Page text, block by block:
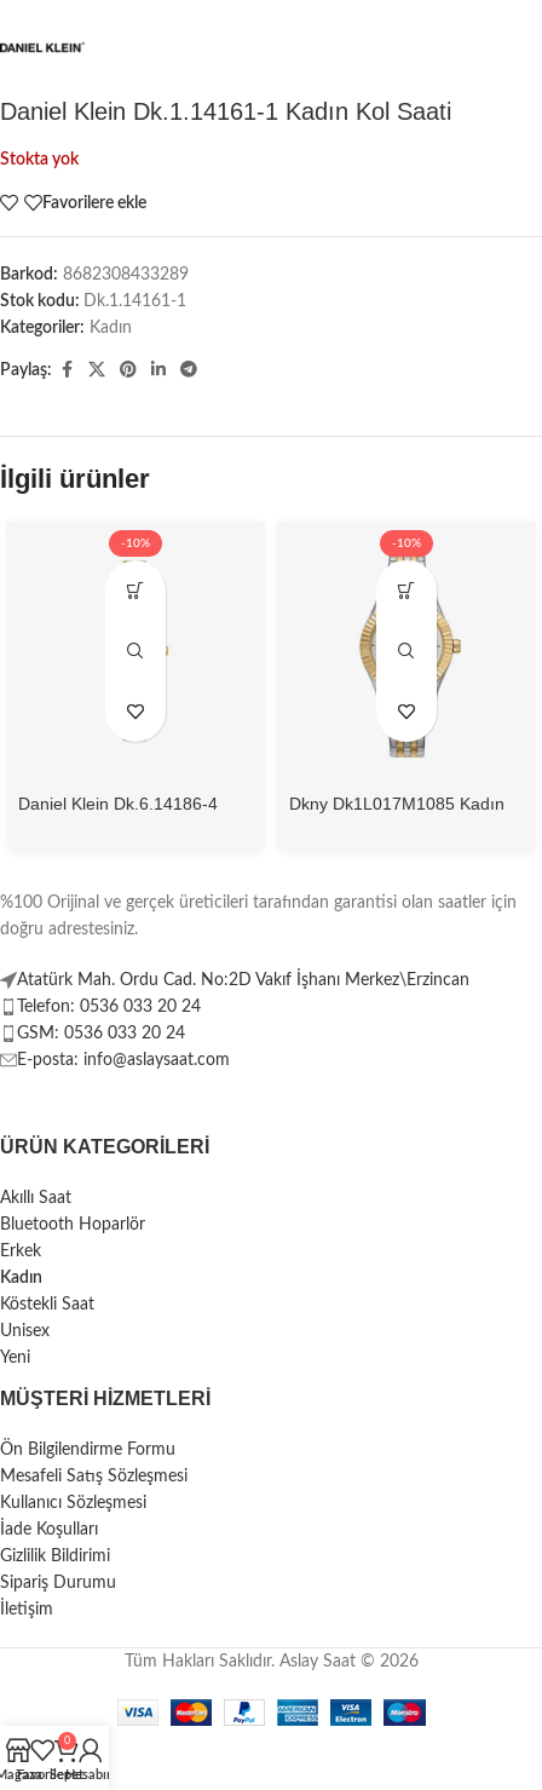
Daniel Klein Dk.1.14161-1 Kadın Kol Saati
Stokta yok
Favorilere ekle
Barkod: 8682308433289
Stok kodu: Dk.1.14161-1
Kategoriler: Kadın
Paylaş:
İlgili ürünler
-10%
Daniel Klein Dk.6.14186-4
-10%
Dkny Dk1L017M1085 Kadın
%100 Orijinal ve gerçek üreticileri tarafından garantisi olan saatler için
doğru adrestesiniz.
Atatürk Mah. Ordu Cad. No:2D Vakıf İşhanı Merkez\Erzincan
Telefon: 0536 033 20 24
GSM: 0536 033 20 24
E-posta: info@aslaysaat.com
ÜRÜN KATEGORILERI
Akıllı Saat
Bluetooth Hoparlör
Erkek
Kadın
Köstekli Saat
Unisex
Yeni
MÜŞTERI HIZMETLERI
Ön Bilgilendirme Formu
Mesafeli Satış Sözleşmesi
Kullanıcı Sözleşmesi
İade Koşulları
Gizlilik Bildirimi
Sipariş Durumu
İletişim
Tüm Hakları Saklıdır. Aslay Saat © 2026
Favoriler
0
SepetHesabım